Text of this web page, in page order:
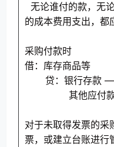
无论谁付的款，无
的成本费用支出，都
采购付款时
借：库存商品等
贷：银行存款
其他应付款——
对于未取得发票的采
票，或建立台账进行